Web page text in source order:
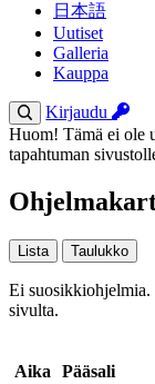
日本語
Uutiset
Galleria
Kauppa
Kirjaudu
Huom! Tämä ei ole
tapahtuman
Lista Taulukko
Ei suosikkiohjelmia.
sivulta.
Aika
Pääsali